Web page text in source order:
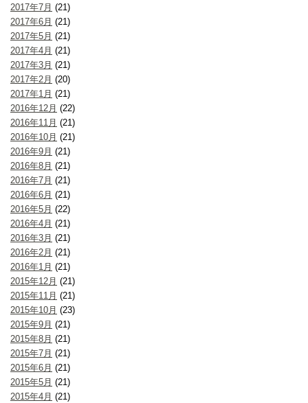
2017年7月 (21)
2017年6月 (21)
2017年5月 (21)
2017年4月 (21)
2017年3月 (21)
2017年2月 (20)
2017年1月 (21)
2016年12月 (22)
2016年11月 (21)
2016年10月 (21)
2016年9月 (21)
2016年8月 (21)
2016年7月 (21)
2016年6月 (21)
2016年5月 (22)
2016年4月 (21)
2016年3月 (21)
2016年2月 (21)
2016年1月 (21)
2015年12月 (21)
2015年11月 (21)
2015年10月 (23)
2015年9月 (21)
2015年8月 (21)
2015年7月 (21)
2015年6月 (21)
2015年5月 (21)
2015年4月 (21)